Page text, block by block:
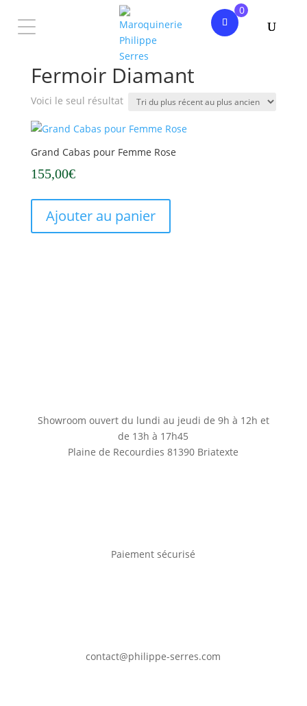
0
/ Produit Fermoir / Fermoir Diamant
Fermoir Diamant
Voici le seul résultat
Grand Cabas pour Femme Rose
155,00€
Ajouter au panier
Showroom ouvert du lundi au jeudi de 9h à 12h et
de 13h à 17h45
Plaine de Recourdies81390 Briatexte
Paiement sécurisé
contact@philippe-serres.com